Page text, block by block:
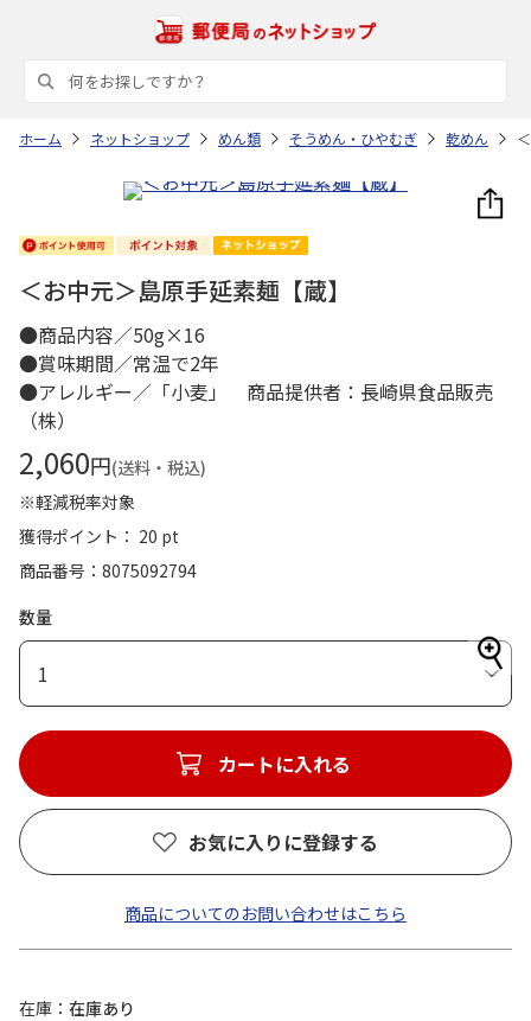
ホーム ネットショップ めん類 そうめん・ひやむぎ 乾めん
＜お中元＞島原手延素麺【蔵】
●商品内容／50g×16
●賞味期間／常温で2年
●アレルギー／「小麦」 商品提供者：長崎県食品販売
（株）
2,060円(送料・税込)
※軽減税率対象
獲得ポイント： 20 pt
商品番号
8075092794
数量
1
カートに入れる
お気に入りに登録する
商品についてのお問い合わせはこちら
在庫
在庫あり